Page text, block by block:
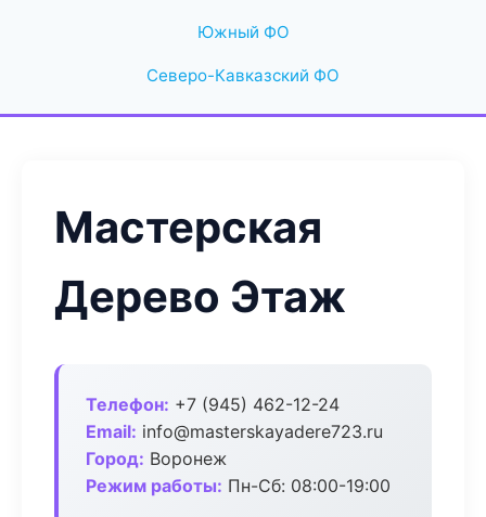
Южный ФО
Северо-Кавказский ФО
Мастерская
Дерево Этаж
Телефон: +7 (945) 462-12-24
Email: info@masterskayadere723.ru
Город: Воронеж
Режим работы: Пн-Сб: 08:00-19:00